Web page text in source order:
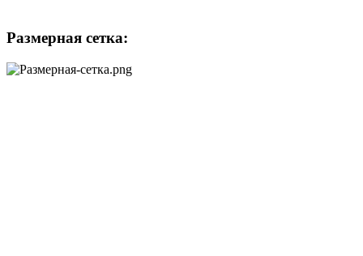
Размерная сетка: